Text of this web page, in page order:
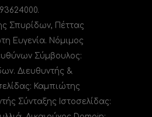
Σπυρίδων, Πέττας
Ευγενία. Νόμιμος
Σύμβουλος:
Διευθυντής &
Καμπιώτης
Σύνταξης Ιστοσελίδας: